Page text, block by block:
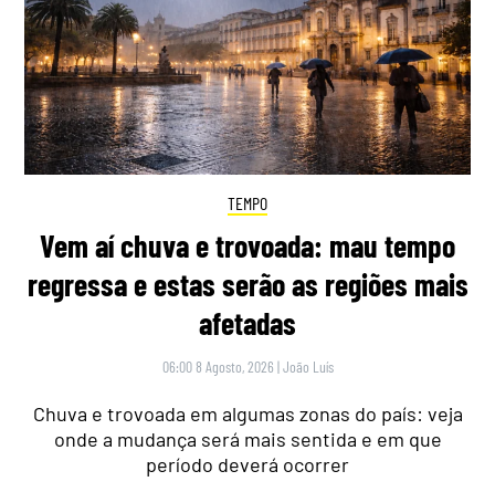
TEMPO
Vem aí chuva e trovoada: mau tempo
regressa e estas serão as regiões mais
afetadas
06:00 8 Agosto, 2026 |João Luís
Chuva e trovoada em algumas zonas do país: veja
onde a mudança será mais sentida e em que
período deverá ocorrer